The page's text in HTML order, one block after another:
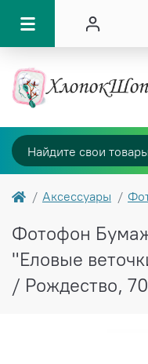
Аксессуары
Фотофон
"Еловые
/ Рождество,